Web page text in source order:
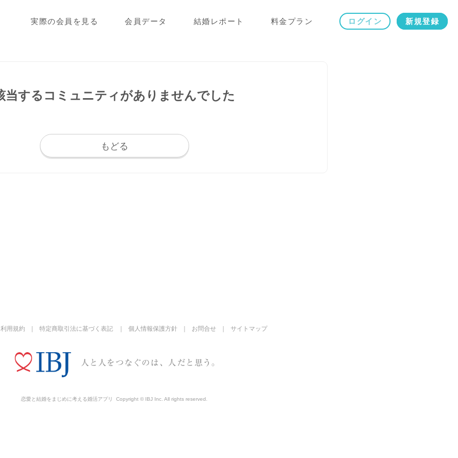
実際の会員を見る 会員データ 結婚レポート 料金プラン ログイン 新規登録
当するコミュニティがありませんでした
もどる
利用規約 特定商取引法に基づく表記 個人情報保護方針 お問合せ サイトマップ
恋愛と結婚をまじめに考える婚活アプリ Copyright © IBJ Inc. All rights reserved.